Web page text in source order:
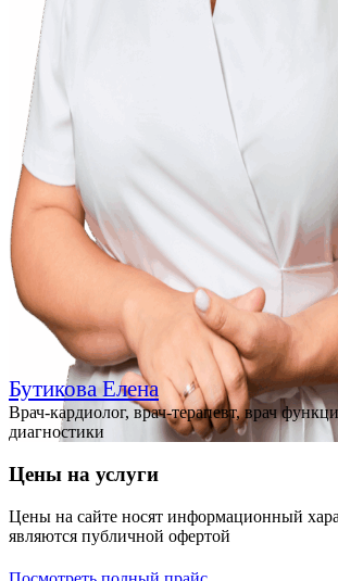
Бутикова Елена
Врач-кардиолог, врач-терапевт, врач
диагностики
Цены на услуги
Цены на сайте носят информационный
являются публичной офертой